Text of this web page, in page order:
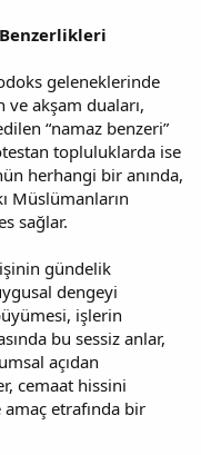
geleneklerinde
ve akşam duaları,
“namaz benzeri”
topluluklarda ise
herhangi bir anında,
Müslümanların
sağlar.
gündelik
dengeyi
işlerin
bu sessiz anlar,
açıdan
cemaat hissini
etrafında bir